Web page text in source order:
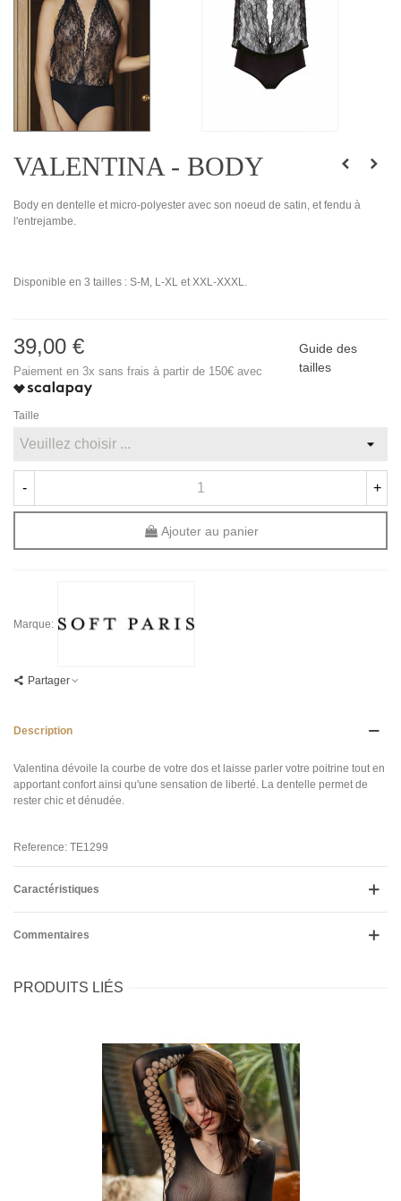
VALENTINA - BODY
Body en dentelle et micro-polyester avec son noeud de satin, et fendu à
l'entrejambe.
Disponible en 3 tailles : S-M, L-XL et XXL-XXXL.
39,00 €
Paiement en 3x sans frais à partir de 150€ avec
Guide des
tailles
Taille
- +
Ajouter au panier
Marque:
Partager
Description
Valentina dévoile la courbe de votre dos et laisse parler votre poitrine tout en
apportant confort ainsi qu'une sensation de liberté. La dentelle permet de
rester chic et dénudée.
Reference: TE1299
Caractéristiques
Commentaires
PRODUITS LIÉS